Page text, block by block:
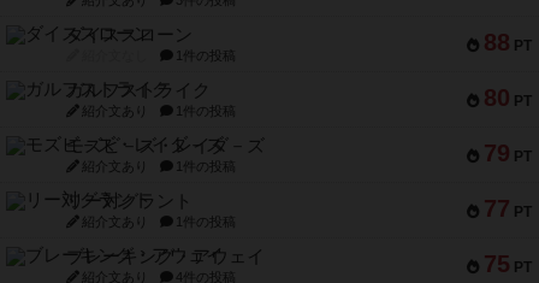
88 PT
ダイススローン
1件の投稿
80 PT
ガルフストライク
紹介文あり 1件の投稿
79 PT
モズビ－ズ・レイダ－ズ
紹介文あり 1件の投稿
77 PT
リー対グラント
紹介文あり 1件の投稿
75 PT
ブレーキング・アウェイ
紹介文あり 4件の投稿